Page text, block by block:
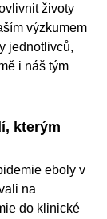
životy
výzkumem
jednotlivců,
i náš tým
kterým
eboly v
na
do klinické